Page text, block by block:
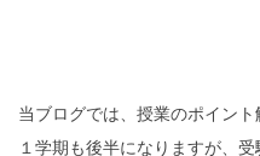
当ブログでは、授業のポイント
１学期も後半になりますが、受